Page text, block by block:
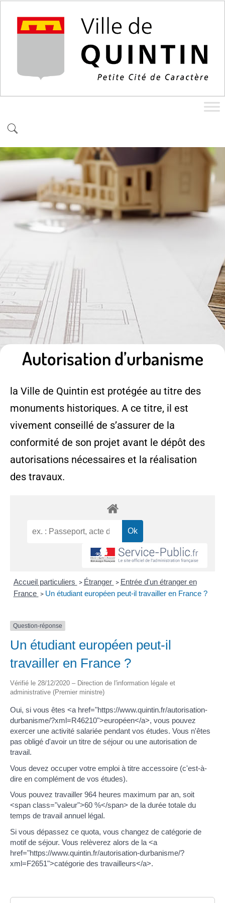
Autorisation d’urbanisme
la Ville de Quintin est protégée au titre des
monuments historiques. A ce titre, il est
vivement conseillé de s’assurer de la
conformité de son projet avant le dépôt des
autorisations nécessaires et la réalisation
des travaux.
Accueil particuliers > Étranger > Entrée d'un étranger en
France > Un étudiant européen peut-il travailler en France ?
Question-réponse
Un étudiant européen peut-il
travailler en France ?
Vérifié le 28/12/2020 – Direction de l'information légale et
administrative (Premier ministre)
Oui, si vous êtes <a href="https://www.quintin.fr/autorisation-
durbanisme/?xml=R46210">européen</a>, vous pouvez
exercer une activité salariée pendant vos études. Vous n'êtes
pas obligé d'avoir un titre de séjour ou une autorisation de
travail.
Vous devez occuper votre emploi à titre accessoire (c'est-à-
dire en complément de vos études).
Vous pouvez travailler 964 heures maximum par an, soit
<span class="valeur">60 %</span> de la durée totale du
temps de travail annuel légal.
Si vous dépassez ce quota, vous changez de catégorie de
motif de séjour. Vous relèverez alors de la <a
href="https://www.quintin.fr/autorisation-durbanisme/?
xml=F2651">catégorie des travailleurs</a>.